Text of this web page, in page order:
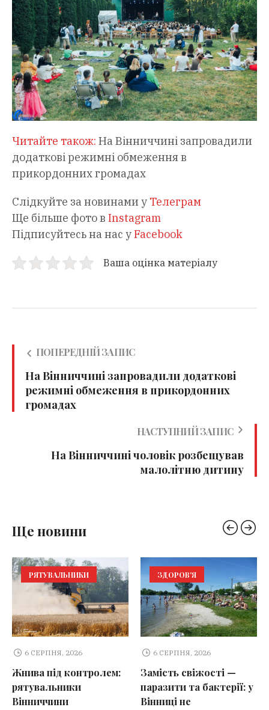
Читайте також: На Вінниччині запровадили
додаткові режимні обмеження в
прикордонних громадах
Слідкуйте за новинами у Телеграм
Ще більше фото в Instagram
Підписуйтесь на нас уFacebook
Ваша оцінка матеріалу
ПОПЕРЕДНІЙ ЗАПИС
На Вінниччині запровадили додаткові
режимні обмеження в прикордонних
громадах
НАСТУПНИЙ ЗАПИС
На Вінниччині чоловік розбещував
малолітню дитину
Ще новини
РЯТУВАЛЬНИКИ
6 СЕРПНЯ, 2026
Жнива під контролем:
рятувальники
Вінниччини
ЗДОРОВ'Я
6 СЕРПНЯ, 2026
Замість свіжості —
паразити та бактерії: у
Вінниці не